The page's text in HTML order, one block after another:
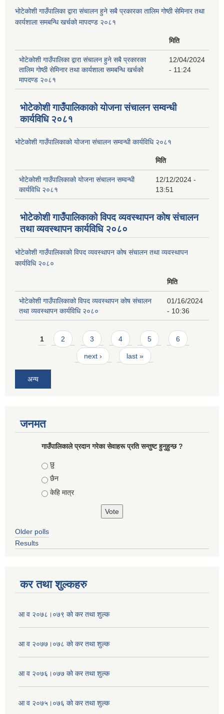
भोटेकोशी गाउँपालिका द्वारा संचालन हुने सबै प्रकारका तालिम गोष्ठी सेमिनार तथा
कार्यशाला समबन्धि खर्चको मापदण्ड २०८१
मिति
भोटेकोशी गाउँपालिका द्वारा संचालन हुने सबै प्रकारका
तालिम गोष्ठी सेमिनार तथा कार्यशाला समबन्धि खर्चको
मापदण्ड २०८१
12/04/2024
- 11:24
भोटेकोशी गाउँपालिकाको योजना संचालन सम्वन्धी
कार्यविधि २०८१
भोटेकोशी गाउँपालिकाको योजना संचालन सम्वन्धी कार्यविधि २०८१
मिति
भोटेकोशी गाउँपालिकाको योजना संचालन सम्वन्धी
कार्यविधि २०८१
12/12/2024 -
13:51
भोटेकोशी गाउँपालिकाको विपद व्यवस्थापन कोष संचालन
तथा व्यवस्थापन कार्यविधि २०८०
भोटेकोशी गाउँपालिकाको विपद व्यवस्थापन कोष संचालन तथा व्यवस्थापन
कार्यविधि २०८०
मिति
भोटेकोशी गाउँपालिकाको विपद व्यवस्थापन कोष संचालन
तथा व्यवस्थापन कार्यविधि २०८०
01/16/2024
- 10:36
Pages
1 2 3 4 5 6
next › last »
अन्य
जनमत
गाउँपालिकाले प्रदान गरेका सेवाहरू प्रति सन्तुष्ट हुनुहुन्छ ?
Choices
छु
छैन
केहि मात्र
Older polls
Results
कर तथा शुल्कहरु
आ व २०७८।०७९ काे कर तथा शुल्क
आ व २०७७।०७८ काे कर तथा शुल्क
आ व २०७६।०७७ काे कर तथा शुल्क
आ व २०७५।०७६ काे कर तथा शुल्क